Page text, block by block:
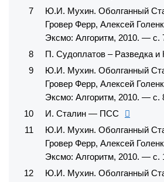
Ю.И. Мухин. Оболганный
Гровер Ферр, Алексей
Эксмо: Алгоритм, 2010. — с.
П. Судоплатов – Разведка и
Ю.И. Мухин. Оболганный
Гровер Ферр, Алексей
Эксмо: Алгоритм, 2010. — с.
И. Сталин — ПСС
Ю.И. Мухин. Оболганный
Гровер Ферр, Алексей
Эксмо: Алгоритм, 2010. — с.
Ю.И. Мухин. Оболганный